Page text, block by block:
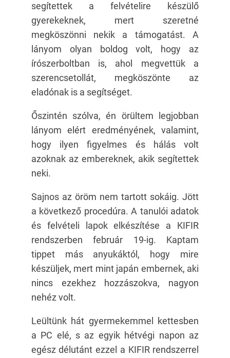
segítettek a felvételire készülő
gyerekeknek, mert szeretné
megköszönni nekik a támogatást. A
lányom olyan boldog volt, hogy az
írószerboltban is, ahol megvettük a
szerencsetollát, megköszönte az
eladónak is a segítséget.
Őszintén szólva, én örültem legjobban
lányom elért eredményének, valamint,
hogy ilyen figyelmes és hálás volt
azoknak az embereknek, akik segítettek
neki.
Sajnos az öröm nem tartott sokáig. Jött
a következő procedúra. A tanulói adatok
és felvételi lapok elkészítése a KIFIR
rendszerben február 19-ig. Kaptam
tippet más anyukáktól, hogy mire
készüljek, mert mint japán embernek, aki
nincs ezekhez hozzászokva, nagyon
nehéz volt.
Leültünk hát gyermekemmel kettesben
a PC elé, s az egyik hétvégi napon az
egész délutánt ezzel a KIFIR rendszerrel